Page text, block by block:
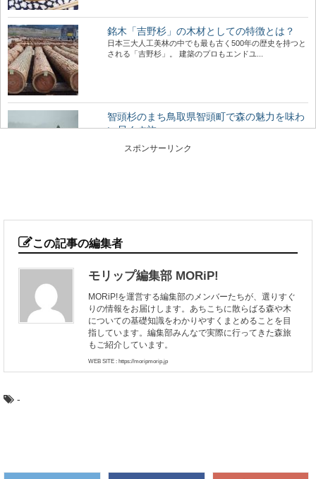
銘木「吉野杉」の木材としての特徴とは？
日本三大人工美林の中でも最も古く500年の歴史を持つと
される「吉野杉」。 建築のプロもエンドユ...
智頭杉のまち鳥取県智頭町で森の魅力を味わ
い尽くす旅
町。 そこで育った杉は「智頭杉」と呼ばれ、品...
の？ ふだんは見えない林業の世界に、未だ...
展」に行ってきた
年に１回開催されている、林業界にとっては恒例のイベ
ント「林業機械展」。 とてもマニアックな響き...
高野山の林業を代表する「高野六木」とは
選
スポンサーリンク
この記事の編集者
モリップ編集部 MORiP!
MORiP!を運営する編集部のメンバーたちが、選りすぐ
りの情報をお届けします。あちこちに散らばる森や木
についての基礎知識をわかりやすくまとめることを目
指しています。編集部みんなで実際に行ってきた森旅
もご紹介しています。
WEB SITE : https://moripmorip.jp
-